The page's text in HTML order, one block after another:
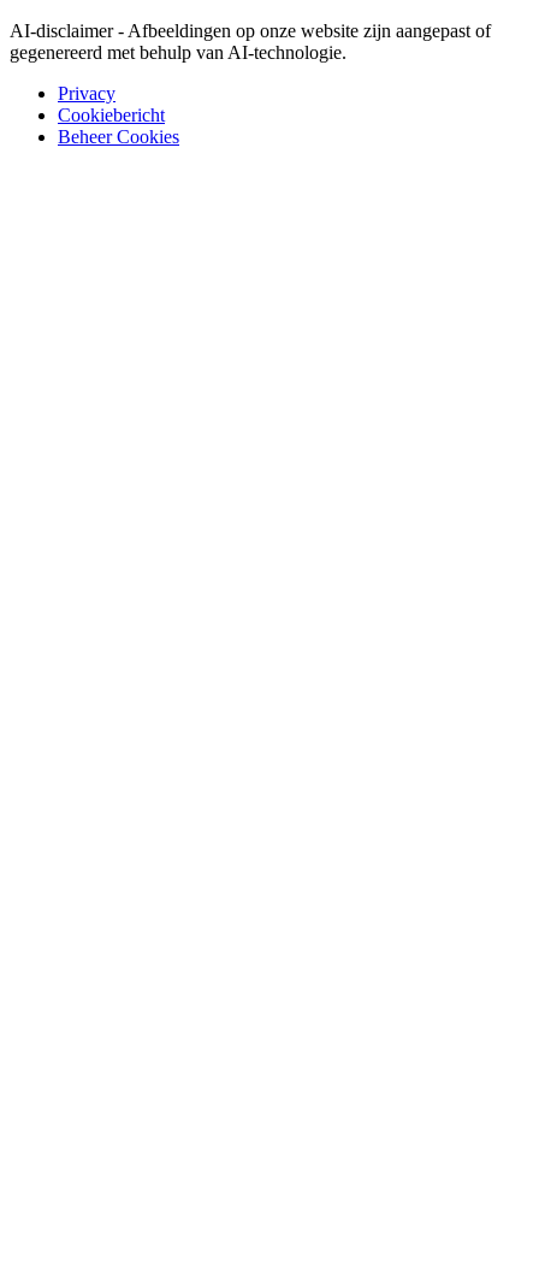
AI-disclaimer - Afbeeldingen op onze website zijn aangepast of
gegenereerd met behulp van AI-technologie.
Privacy
Cookiebericht
Beheer Cookies